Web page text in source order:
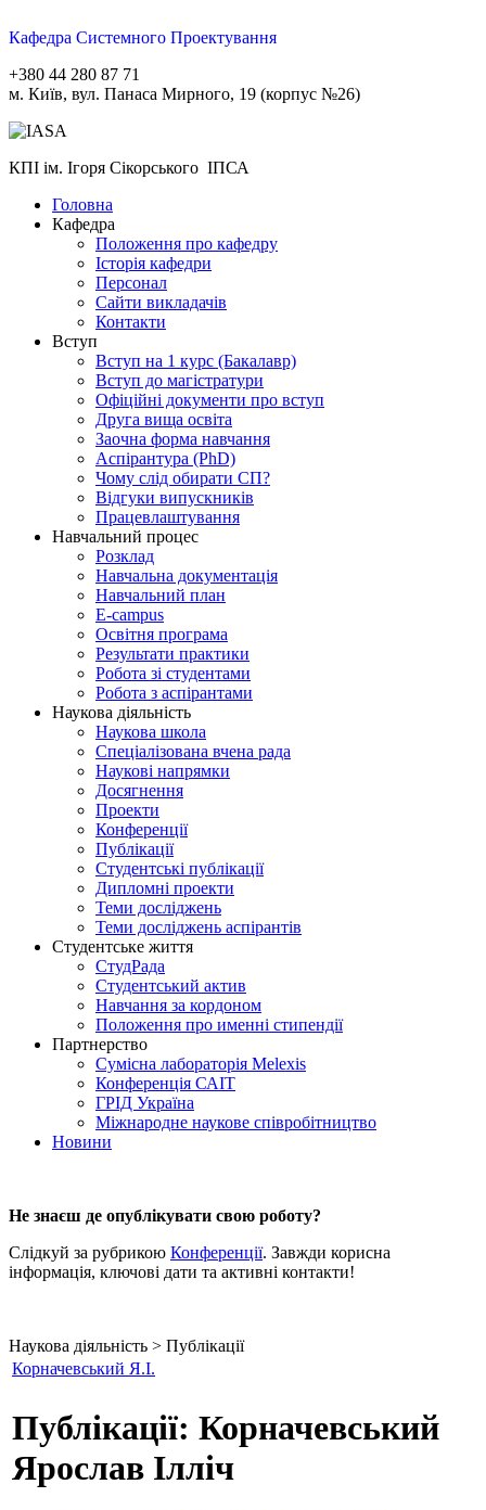
Кафедра Системного Проектування
+380 44 280 87 71
м. Київ, вул. Панаса Мирного, 19 (корпус №26)
КПІ ім. Ігоря Сікорського ІПСА
Головна
Кафедра
Положення про кафедру
Історія кафедри
Персонал
Сайти викладачів
Контакти
Вступ
Вступ на 1 курс (Бакалавр)
Вступ до магістратури
Офіційні документи про вступ
Друга вища освіта
Заочна форма навчання
Aспірантура (PhD)
Чому слід обирати СП?
Відгуки випускників
Працевлаштування
Навчальний процес
Розклад
Навчальна документація
Навчальний план
E-campus
Освітня програма
Результати практики
Робота зі студентами
Робота з аспірантами
Наукова діяльність
Наукова школа
Спеціалізована вчена рада
Наукові напрямки
Досягнення
Проекти
Конференції
Публікації
Студентські публікації
Дипломні проекти
Теми досліджень
Теми досліджень аспірантів
Студентське життя
СтудРада
Студентський актив
Навчання за кордоном
Положення про именні стипендії
Партнерство
Сумісна лабораторія Melexis
Конференція САІТ
ГРІД Україна
Міжнародне наукове співробітництво
Новини
Не знаєш де опублікувати свою роботу?
Слідкуй за рубрикою Конференції. Завжди корисна
інформація, ключові дати та активні контакти!
Наукова діяльність > Публікації
Корначевський Я.I.
Публікації: Корначевський
Ярослав Ілліч